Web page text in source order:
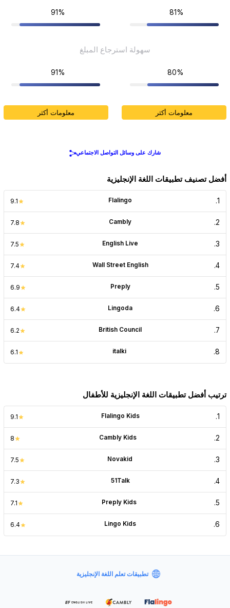
81%
91%
سهولة استرجاع المبلغ
80%
91%
معلومات أكثر معلومات أكثر
شارك على وسائل التواصل الاجتماعي
أفضل تصنيف تطبيقات اللغة الإنجليزية
.
Flalingo
9.1
2
.
Cambly
7.8
3
.
English Live
7.5
4
.
Wall Street English
7.4
5
.
Preply
6.9
6
.
Lingoda
6.4
7
.
British Council
6.2
8
.
italki
6.1
ترتيب أفضل تطبيقات اللغة الإنجليزية للأطفال
.
Flalingo Kids
9.1
2
.
Cambly Kids
8
3
.
Novakid
7.5
4
.
51Talk
7.3
5
.
Preply Kids
7.1
6
.
Lingo Kids
6.4
تطبيقات تعلم اللغة الإنجليزية